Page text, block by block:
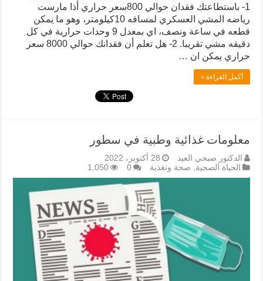
1- باستطاعتك فقدان حوالي 800سعر حراري أذا مارست
رياضه المشي العسكري لمسافه 10كيلومتر، وهو ما يمكن
قطعه في ساعة ونصف، اي بمعدل 9 وحدات حرارية في كل
دقيقه مشي تقريبا. 2- هل تعلم أن فقدانك حوالي 8000 سعر
حراري يمكن ان …
أكمل القراءة »
معلومات غذائية وطبية في سطور
الدكتور صبحي العيد
28 أكتوبر، 2022
الحياة الصحية
صحة وتغذية 0
1,050